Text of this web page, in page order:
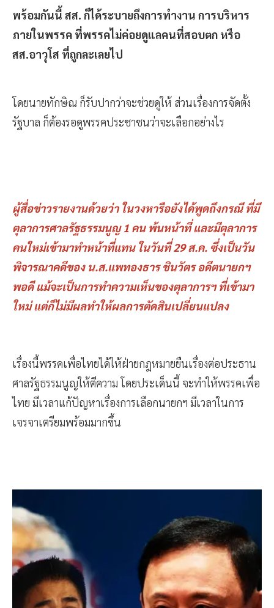
พร้อมกันนี้ สส. ก็ได้ระบายถึงการทำงาน การบริหาร
ภายในพรรค ที่พรรคไม่ค่อยดูแลคนที่สอบตก หรือ
สส.อาวุโส ที่ถูกละเลยไป
โดยนายทักษิณ ก็รับปากว่าจะช่วยดูให้ ส่วนเรื่องการจัดตั้ง
รัฐบาล ก็ต้องรอดูพรรคประชาชนว่าจะเลือกอย่างไร
ผู้สื่อข่าวรายงานด้วยว่า ในวงหารือยังได้พูดถึงกรณี ที่มี
ตุลาการศาลรัฐธรรมนูญ 1 คน พ้นหน้าที่ และมีตุลาการ
คนใหม่เข้ามาทำหน้าที่แทน ในวันที่ 29 ส.ค. ซึ่งเป็นวัน
พิจารณาคดีของ น.ส.แพทองธาร ชินวัตร อดีตนายกฯ
พอดี แม้จะเป็นการทำความเห็นของตุลาการฯ ที่เข้ามา
ใหม่ แต่ก็ไม่มีผลทำให้ผลการตัดสินเปลี่ยนแปลง
เรื่องนี้พรรคเพื่อไทยได้ให้ฝ่ายกฎหมายยืนเรื่องต่อประธาน
ศาลรัฐธรรมนูญให้ตีความ โดยประเด็นนี้ จะทำให้พรรคเพื่อ
ไทย มีเวลาแก้ปัญหาเรื่องการเลือกนายกฯ มีเวลาในการ
เจรจาเตรียมพร้อมมากขึ้น